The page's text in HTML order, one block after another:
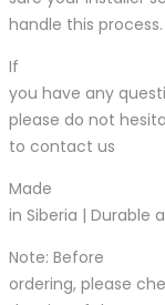
handle this process.
If
you have any
please do not
to contact us
Made
in Siberia | Durable
Note: Before
ordering, please